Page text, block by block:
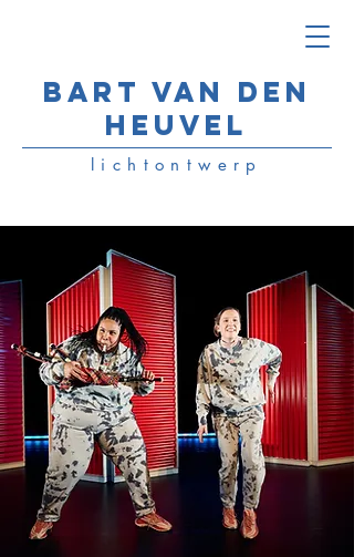
Bart van den
Heuvel
lichtontwerp